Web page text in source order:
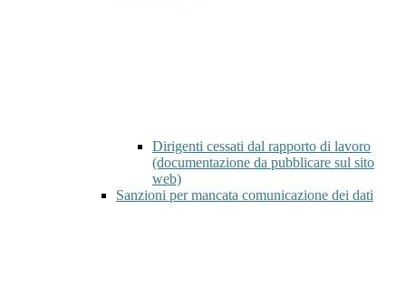
Dirigenti cessati dal rapporto di lavoro
(documentazione da pubblicare sul sito
web)
Sanzioni per mancata comunicazione dei dati